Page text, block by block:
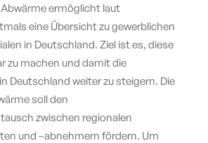
ermöglicht laut
eine Übersicht zu gewerblichen
in Deutschland. Ziel ist es, diese
zu machen und damit die
Deutschland weiter zu steigern. Die
soll den
zwischen regionalen
und –abnehmern fördern. Um